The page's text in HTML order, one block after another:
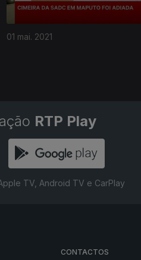
01 mai. 2021
RTP Play
TV, Android TV e CarPlay
CONTACTOS